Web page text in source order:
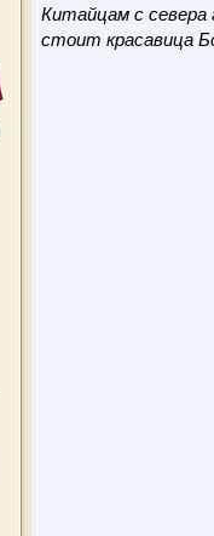
Китайцам с севера
стоит красавица